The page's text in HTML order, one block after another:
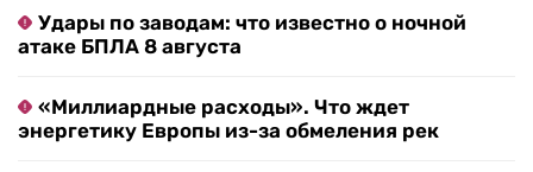
Удары по заводам: что известно о ночной
атаке БПЛА 8 августа
«Миллиардные расходы». Что ждет
энергетику Европы из-за обмеления рек